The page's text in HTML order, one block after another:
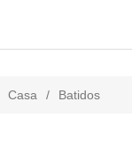
Casa / Batidos